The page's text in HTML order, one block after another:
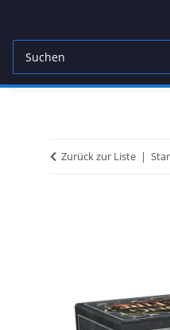
Zurück zur Liste